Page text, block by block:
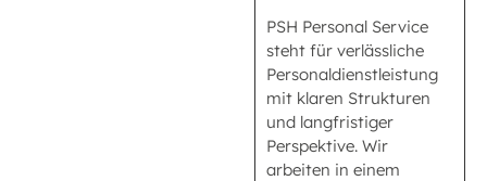
PSH Personal Service
steht für verlässliche
Personaldienstleistung
mit klaren Strukturen
und langfristiger
Perspektive. Wir
arbeiten in einem